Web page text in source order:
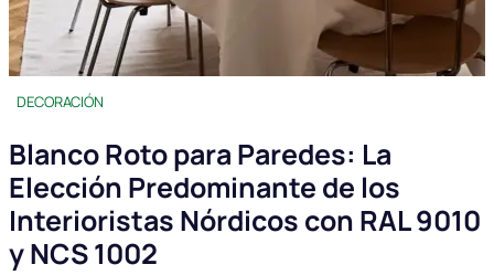
DECORACIÓN
Blanco Roto para Paredes: La
Elección Predominante de los
Interioristas Nórdicos con RAL 9010
y NCS 1002